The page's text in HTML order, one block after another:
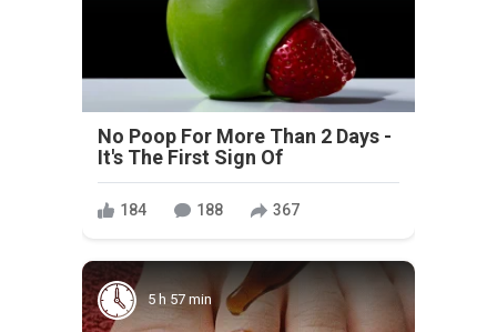
No Poop For More Than 2 Days -
It's The First Sign Of
184 188 367
5 h 57 min